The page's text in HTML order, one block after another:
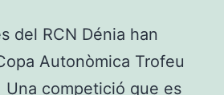
del RCN Dénia han
Autonòmica Trofeu
Una competició que es